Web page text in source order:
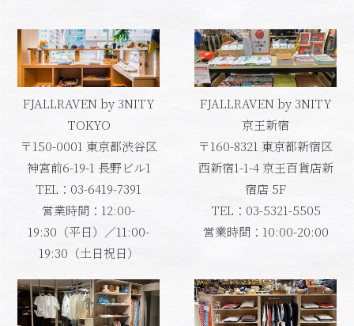
FJALLRAVEN by 3NITY
TOKYO
〒150-0001 東京都渋谷区
神宮前6-19-1 長野ビル1
TEL：03-6419-7391
営業時間：12:00-
19:30（平日）／11:00-
19:30（土日祝日）
FJALLRAVEN by 3NITY
京王新宿
〒160-8321 東京都新宿区
西新宿1-1-4 京王百貨店新
宿店 5F
TEL：03-5321-5505
営業時間：10:00-20:00